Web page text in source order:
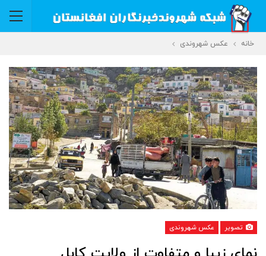
خانه عکس شهروندی
تصویر عکس شهروندی